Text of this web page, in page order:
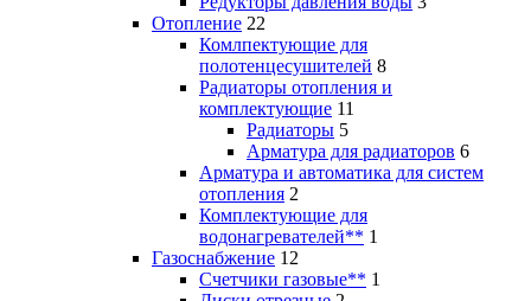
Отопление 22
Комлпектующие для
полотенцесушителей 8
Радиаторы отопления и
комплектующие 11
Радиаторы 5
Арматура для радиаторов 6
Арматура и автоматика для систем
отопления 2
Комплектующие для
водонагревателей** 1
Газоснабжение 12
Счетчики газовые** 1